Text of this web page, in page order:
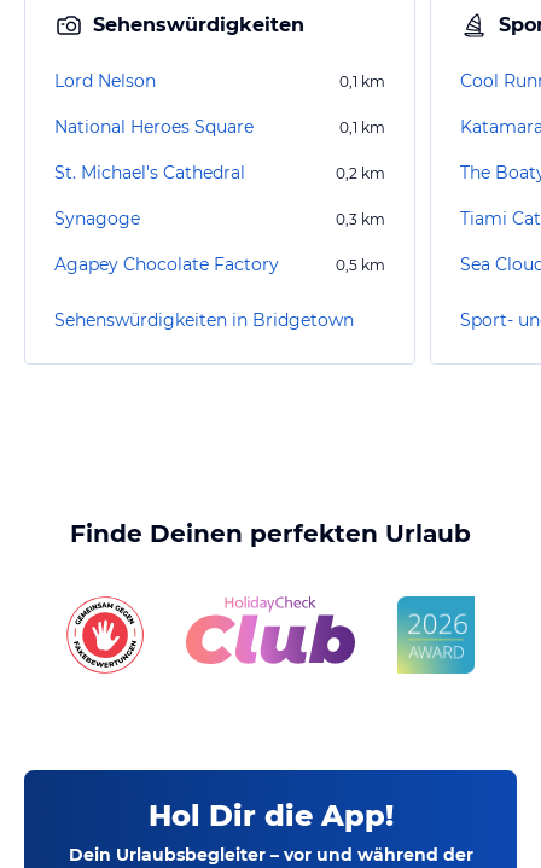
Sehenswürdigkeiten
Lord Nelson 0,1 km
National Heroes Square 0,1 km
St. Michael's Cathedral 0,2 km
Synagoge 0,3 km
Agapey Chocolate Factory 0,5 km
Sehenswürdigkeiten in Bridgetown
The
Tiami
Sea
Finde Deinen perfekten Urlaub
Hol Dir die App!
Dein Urlaubsbegleiter – vor und während der